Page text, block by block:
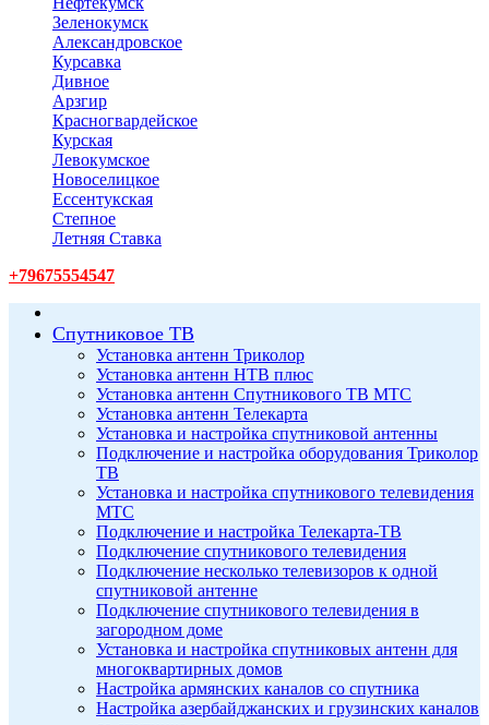
Зеленокумск
Александровское
Курсавка
Дивное
Арзгир
Красногвардейское
Курская
Левокумское
Новоселицкое
Ессентукская
Степное
Летняя Ставка
+79675554547
Спутниковое ТВ
Установка антенн Триколор
Установка антенн НТВ плюс
Установка антенн Спутникового ТВ МТС
Установка антенн Телекарта
Установка и настройка спутниковой антенны
Подключение и настройка оборудования Триколор
ТВ
Установка и настройка спутникового телевидения
МТС
Подключение и настройка Телекарта-ТВ
Подключение спутникового телевидения
Подключение несколько телевизоров к одной
спутниковой антенне
Подключение спутникового телевидения в
загородном доме
Установка и настройка спутниковых антенн для
многоквартирных домов
Настройка армянских каналов со спутника
Настройка азербайджанских и грузинских каналов